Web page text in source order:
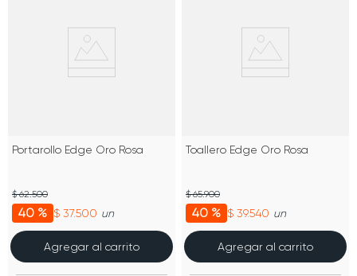
Portarollo Edge Oro Rosa
40 % $ 37.500
$ 62.500
un
Agregar al carrito
Toallero Edge Oro Rosa
40 % $ 39.540
$ 65.900
un
Agregar al carrito